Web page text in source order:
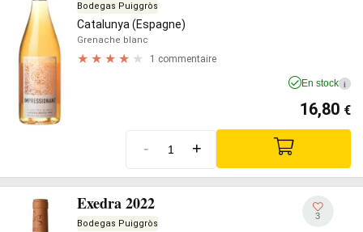
Bodegas Puiggròs
Catalunya (Espagne)
Grenache blanc
1 commentaire
En stock i
16,80 €
- +
Exedra 2022
Bodegas Puiggròs
3